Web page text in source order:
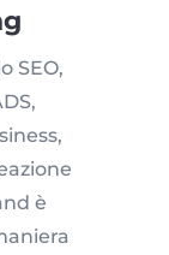
SEO,
è